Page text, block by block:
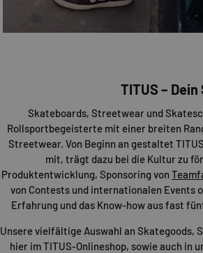
TITUS –
Skateboards, Streetwear und
Rollsportbegeisterte mit einer breiten
Streetwear. Von Beginn an gestaltet
mit, trägt dazu bei die Kultur zu
Produktentwicklung, Sponsoring von
von Contests und internationalen Events
Erfahrung und das Know-how aus fast
Unsere vielfältige Auswahl an Skategoods,
hier im TITUS-Onlineshop, sowie auch in